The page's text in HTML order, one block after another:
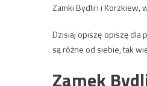
Zamki Bydlin i Korzkiew,
Dzisiaj opiszę opiszę dla
są różne od siebie, tak
Zamek